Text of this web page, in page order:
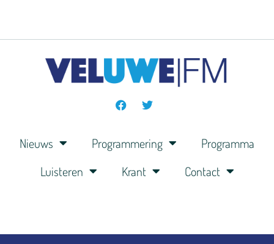
Nieuws Programmering
Programma
Luisteren
Krant Contact